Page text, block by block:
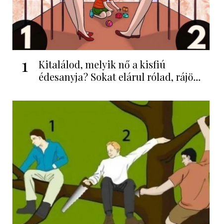
1
Kitalálod, melyik nő a kisfiú
édesanyja? Sokat elárul rólad, rájö...